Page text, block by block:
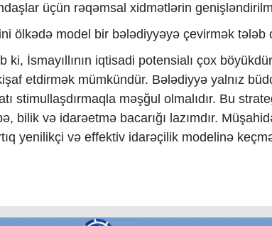
üçün rəqəmsal xidmətlərin
ölkədə model bir bələdiyyəyə çevirmək tələb
b ki, İsmayıllının iqtisadi potensialı çox
etdirmək mümkündür. Bələdiyyə yalnız
stimullaşdırmaqla məşğul olmalıdır. Bu
bilik və idarəetmə bacarığı lazımdır.
yenilikçi və effektiv idarəçilik modelinə